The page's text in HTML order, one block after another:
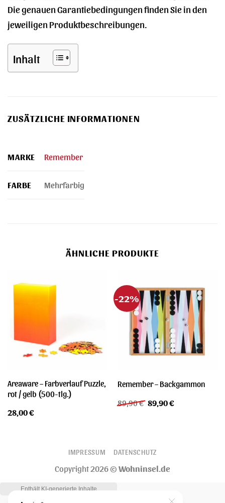
Die genauen Garantiebedingungen finden Sie in den
jeweiligen Produktbeschreibungen.
Inhalt
ZUSÄTZLICHE INFORMATIONEN
MARKE Remember
FARBE Mehrfarbig
ÄHNLICHE PRODUKTE
Areaware – Farbverlauf Puzzle,
rot / gelb (500-tlg.)
28,00€
-22%
Remember – Backgammon
89,90€ Ursprünglicher
Preis
89,90€Aktueller
IMPRESSUM DATENSCHUTZ
Copyright 2026 ©Wohninsel.de